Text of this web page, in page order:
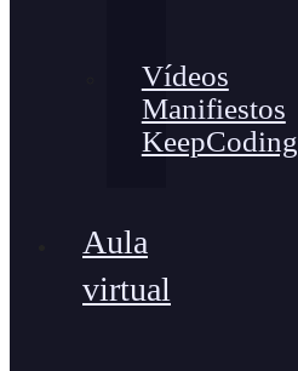
Vídeos
Manifiestos
KeepCoding
Aula
virtual